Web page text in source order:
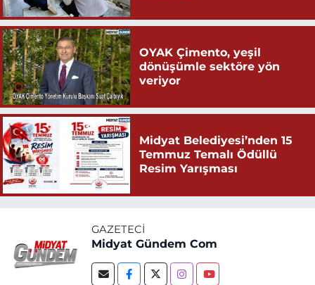
OYAK Çimento, yeşil
dönüşümle sektöre yön
veriyor
Midyat Belediyesi’nden 15
Temmuz Temalı Ödüllü
Resim Yarışması
GAZETECI
Midyat Gündem Com